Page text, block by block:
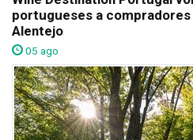
portugueses a
Alentejo
05 ago